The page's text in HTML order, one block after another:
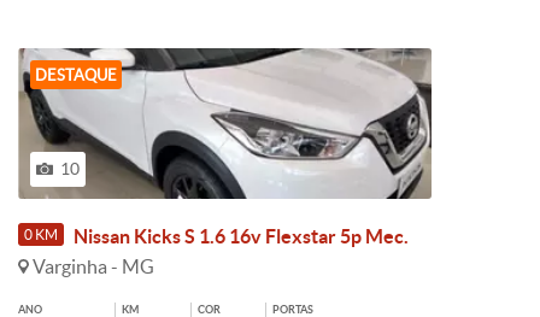
DESTAQUE
10
0 KM
Nissan Kicks S 1.6 16v Flexstar 5p Mec.
Varginha - MG
ANO KM COR PORTAS